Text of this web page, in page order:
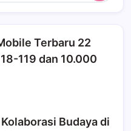
Terbaru 22
119 dan 10.000
Budaya di